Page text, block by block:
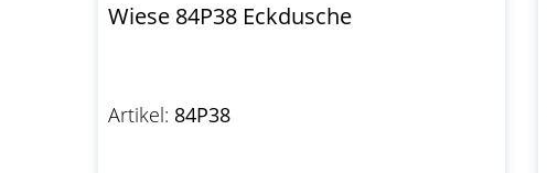
Wiese 84P38 Eckdusche
Artikel: 84P38